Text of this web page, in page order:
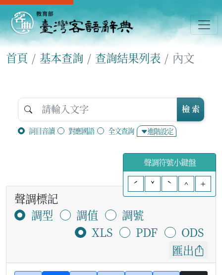
首頁 基本查詢 查詢結果列表 內文
詞目音讀 對應國語 全文查詢 進階設定
檢 索
聲調符號小鍵盤
ˊ
ˇ ˋ ^ +
聲調標記
調型
調值
調號
XLS
PDF
ODS
匯出